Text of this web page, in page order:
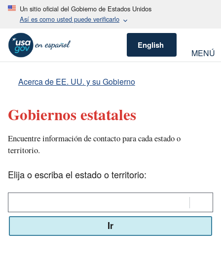
Un sitio oficial del Gobierno de Estados Unidos
Así es como usted puede verificarlo
English
MENÚ
Acerca de EE. UU. y su Gobierno
Gobiernos estatales
Encuentre información de contacto para cada estado o
territorio.
Elija o escriba el estado o territorio:
Elija
escriba
Ir